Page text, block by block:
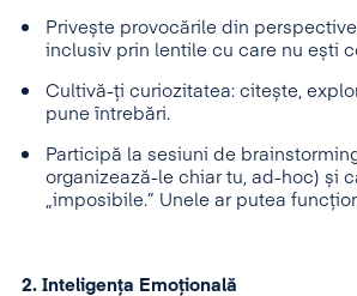
Privește provocările din
inclusiv prin lentile cu care nu ești
Cultivă-ți curiozitatea: citește,
pune întrebări.
Participă la sesiuni de
organizează-le chiar tu, ad-hoc) și
„imposibile.” Unele ar putea
2. Inteligența Emoțională